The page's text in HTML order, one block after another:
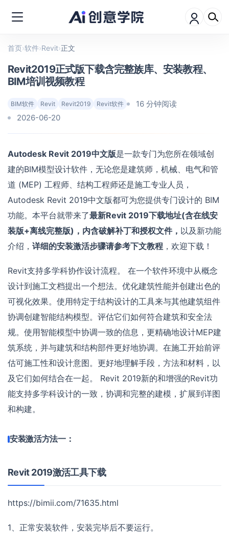
首页›软件›Revit›正文
Revit2019正式版下载含完整族库、安装教程、
BIM培训视频教程
BIM软件 Revit Revit2019 Revit软件
16 分钟阅读
2026-06-20
Autodesk Revit 2019中文版是一款专门为您所在领域创
建的BIM模型设计软件，无论您是建筑师，机械、电气和管
道 (MEP) 工程师、结构工程师还是施工专业人员，
Autodesk Revit 2019中文版都可为您提供专门设计的 BIM
功能。本平台就带来了最新Revit 2019下载地址(含在线安
装版+离线完整版)，内含破解补丁和授权文件， 以及新功能
介绍， 详细的安装激活步骤请参考下文教程 ，欢迎下载！
Revit支持多学科协作设计流程。 在一个软件环境中从概念
设计到施工文档提出一个想法。优化建筑性能并创建出色的
可视化效果。使用特定于结构设计的工具来与其他建筑组件
协调创建智能结构模型。评估它们如何符合建筑和安全法
规。使用智能模型中协调一致的信息，更精确地设计MEP建
筑系统，并与建筑和结构部件更好地协调。在施工开始前评
估可施工性和设计意图。更好地理解手段，方法和材料，以
及它们如何结合在一起。 Revit 2019新的和增强的Revit功
能支持多学科设计的一致，协调和完整的建模，扩展到详图
和构建。
安装激活方法一：
Revit 2019激活工具下载
https://bimii.com/71635.html
1、正常安装软件，安装完毕后不要运行。